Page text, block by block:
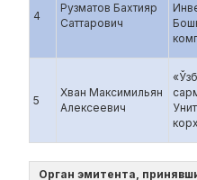
4
Рузматов Бахтияр
Саттарович
5
Хван Максимильян
Алексеевич
Орган эмитента,